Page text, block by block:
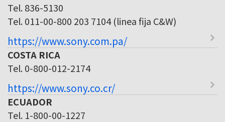
Tel. 836-5130
Tel. 011-00-800 203 7104 (linea fija C&W)
https://www.sony.com.pa/
COSTA RICA
Tel. 0-800-012-2174
https://www.sony.co.cr/
ECUADOR
Tel. 1-800-00-1227